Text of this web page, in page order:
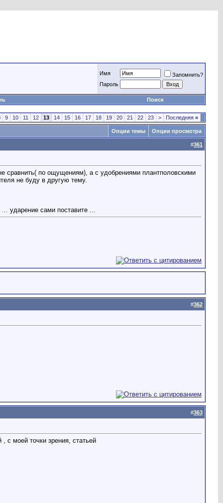
Имя
Запомнить?
Пароль
Поиск
9 10 11 12 13 14 15 16 17 18 19 20 21 22 23 > Последняя »
Опции темы Опции просмотра
#361
сравнить( по ощущениям), а с удобрениями плантполовскими
не буду в другую тему.
ударение сами поставите ...
#362
#363
с моей точки зрения, статьей